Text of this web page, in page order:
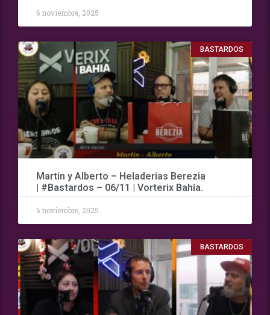
6 noviembre, 2025
BASTARDOS
Martin y Alberto – Heladerias Berezia
| #Bastardos – 06/11 | Vorterix Bahía.
6 noviembre, 2025
BASTARDOS